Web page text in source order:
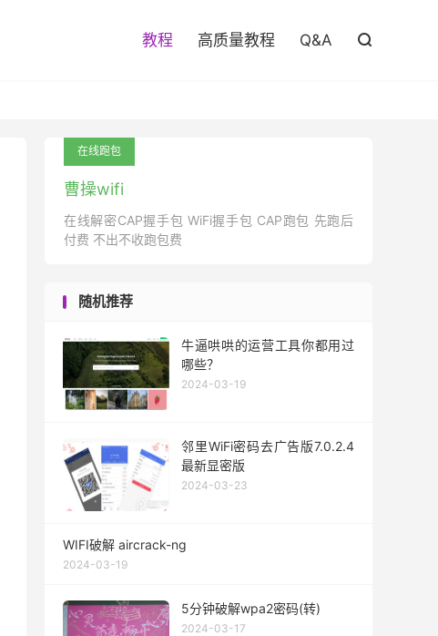
教程 高质量教程 Q&A 
在线跑包
曹操wifi
在线解密CAP握手包 WiFi握手包 CAP跑包 先跑后
付费 不出不收跑包费
随机推荐
牛逼哄哄的运营工具你都用过
哪些？
2024-03-19
邻里WiFi密码去广告版7.0.2.4
最新显密版
2024-03-23
WIFI破解 aircrack-ng
2024-03-19
5分钟破解wpa2密码(转)
2024-03-17